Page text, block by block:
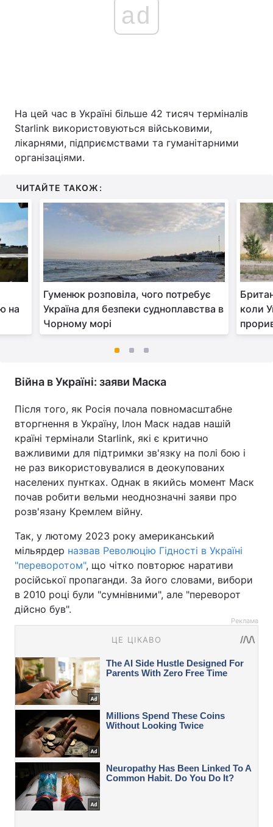
ad
На цей час в Україні більше 42 тисяч терміналів
Starlink використовуються військовими,
лікарнями, підприємствами та гуманітарними
організаціями.
ЧИТАЙТЕ ТАКОЖ:
на
Гуменюк розповіла, чого потребує
Україна для безпеки судноплавства в
Чорному морі
коли
Війна в Україні: заяви Маска
Після того, як Росія почала повномасштабне
вторгнення в Україну, Ілон Маск надав нашій
країні термінали Starlink, які є критично
важливими для підтримки зв'язку на полі бою і
не раз використовувалися в деокупованих
населених пунтках. Однак в якийсь момент Маск
почав робити вельми неоднозначні заяви про
розв'язану Кремлем війну.
Так, у лютому 2023 року американський
мільярдер назвав Революцію Гідності в Україні
"переворотом", що чітко повторює наративи
російської пропаганди. За його словами, вибори
в 2010 році були "сумнівними", але "переворот
дійсно був".
Реклама